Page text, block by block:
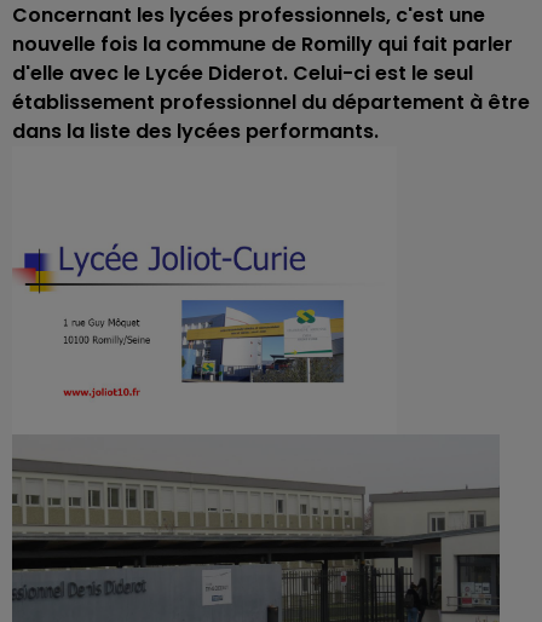
Concernant les lycées professionnels, c'est une
nouvelle fois la commune de Romilly qui fait parler
d'elle avec le Lycée Diderot. Celui-ci est le seul
établissement professionnel du département à être
dans la liste des lycées performants.